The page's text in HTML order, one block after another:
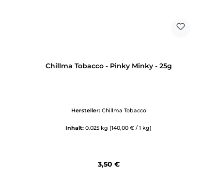
Chillma Tobacco - Pinky Minky - 25g
Hersteller: Chillma Tobacco
Inhalt: 0.025 kg (140,00 € / 1 kg)
Regulärer Preis:
3,50 €